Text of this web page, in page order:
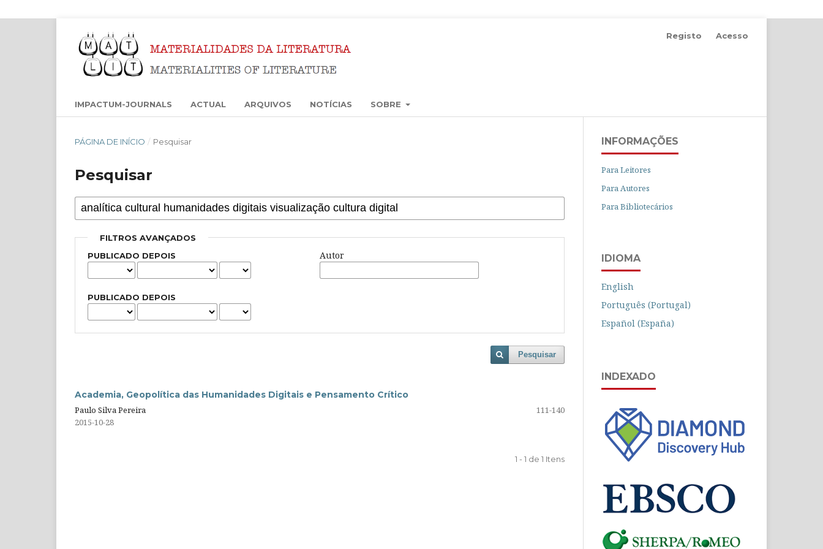
IMPACTUM-JOURNALS ACTUAL ARQUIVOS NOTÍCIAS SOBRE
Registo Acesso
PÁGINA DE INÍCIO / Pesquisar
Pesquisar
FILTROS AVANÇADOS
PUBLICADO DEPOIS
PUBLICADO DEPOIS
Autor
Pesquisar
Academia, Geopolítica das Humanidades Digitais e Pensamento Crítico
Paulo Silva Pereira
111-140
2015-10-28
1 - 1 de 1 Itens
INFORMAÇÕES
Para Leitores
Para Autores
Para Bibliotecários
IDIOMA
English
Português (Portugal)
Español (España)
INDEXADO